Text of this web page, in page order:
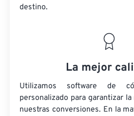
destino.
La mejor
Utilizamos software de
personalizado para garantizar
nuestras conversiones. En la